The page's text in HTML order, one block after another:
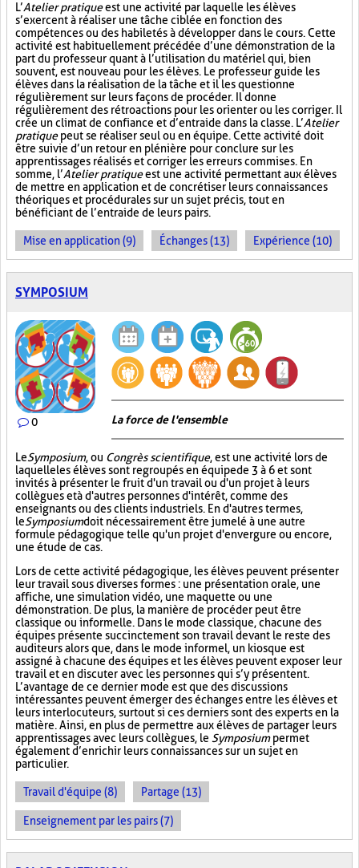
L’Atelier pratiqueest une activité par laquelle les élèves
s’exercent à réaliser une tâche ciblée en fonction des
compétences ou des habiletés à développer dans le cours. Cette
activité est habituellement précédée d’une démonstration de la
part du professeur quant à l’utilisation du matériel qui, bien
souvent, est nouveau pour les élèves. Le professeur guide les
élèves dans la réalisation de la tâche et il les questionne
régulièrement sur leurs façons de procéder. Il donne
régulièrement des rétroactions pour les orienter ou les corriger. Il
crée un climat de confiance et d’entraide dans la classe. L’Atelier
pratiquepeut se réaliser seul ou en équipe. Cette activité doit
être suivie d’un retour en plénière pour conclure sur les
apprentissages réalisés et corriger les erreurs commises. En
somme, l’Atelier pratiqueest une activité permettant aux élèves
de mettre en application et de concrétiser leurs connaissances
théoriques et procédurales sur un sujet précis, tout en
bénéficiant de l’entraide de leurs pairs.
Mise en application (9) Échanges (13) Expérience (10)
SYMPOSIUM
0 La force de l'ensemble
LeSymposium, ou Congrès scientifique, est une activité lors de
laquelle les élèves sont regroupés en équipe de 3 à 6 et sont
invités à présenter le fruit d'un travail ou d'un projet à leurs
collègues et à d'autres personnes d'intérêt, comme des
enseignants ou des clients industriels. En d'autres termes,
leSymposiumdoit nécessairement être jumelé à une autre
formule pédagogique telle qu'un projet d'envergure ou encore,
une étude de cas.
Lors de cette activité pédagogique, les élèves peuvent présenter
leur travail sous diverses formes : une présentation orale, une
affiche, une simulation vidéo, une maquette ou une
démonstration. De plus, la manière de procéder peut être
classique ou informelle. Dans le mode classique, chacune des
équipes présente succinctement son travail devant le reste des
auditeurs alors que, dans le mode informel, un kiosque est
assigné à chacune des équipes et les élèves peuvent exposer leur
travail et en discuter avec les personnes qui s’y présentent.
L’avantage de ce dernier mode est que des discussions
intéressantes peuvent émerger des échanges entre les élèves et
leurs interlocuteurs, surtout si ces derniers sont des experts en la
matière. Ainsi, en plus de permettre aux élèves de partager leurs
apprentissages avec leurs collègues, le Symposiumpermet
également d’enrichir leurs connaissances sur un sujet en
particulier.
Travail d'équipe (8) Partage (13)
Enseignement par les pairs (7)